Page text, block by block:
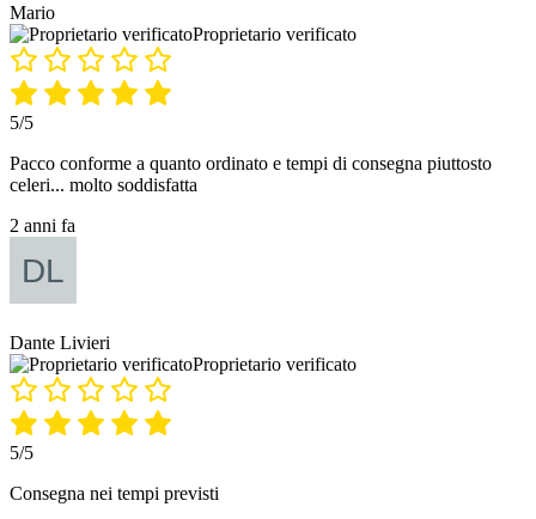
Mario
Proprietario verificato
5/5
Pacco conforme a quanto ordinato e tempi di consegna piuttosto
celeri... molto soddisfatta
2 anni fa
Dante Livieri
Proprietario verificato
5/5
Consegna nei tempi previsti